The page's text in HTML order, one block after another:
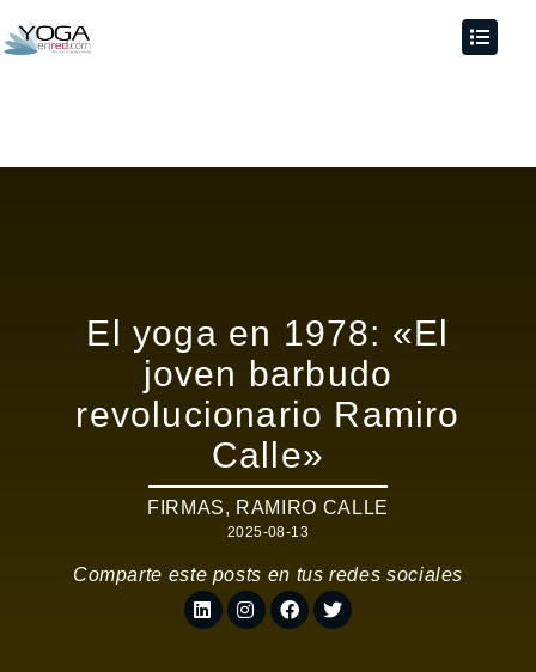
El yoga en 1978: «El
joven barbudo
revolucionario Ramiro
Calle»
FIRMAS, RAMIRO CALLE
2025-08-13
Comparte este posts en tus redes sociales